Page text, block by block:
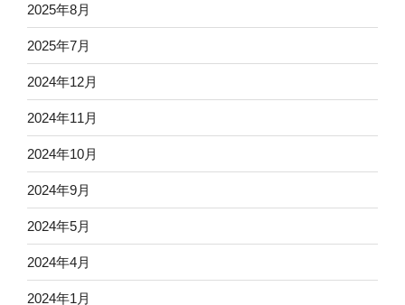
2025年8月
2025年7月
2024年12月
2024年11月
2024年10月
2024年9月
2024年5月
2024年4月
2024年1月